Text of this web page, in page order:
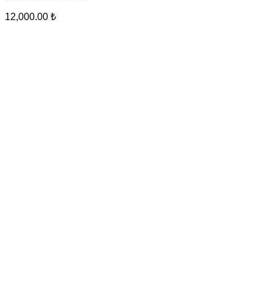
12,000.00 ₺